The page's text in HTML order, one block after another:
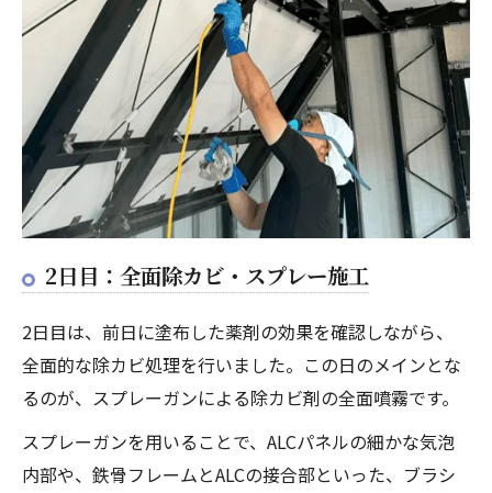
2日目：全面除カビ・スプレー施工
2日目は、前日に塗布した薬剤の効果を確認しながら、
全面的な除カビ処理を行いました。この日のメインとな
るのが、スプレーガンによる除カビ剤の全面噴霧です。
スプレーガンを用いることで、ALCパネルの細かな気泡
内部や、鉄骨フレームとALCの接合部といった、ブラシ